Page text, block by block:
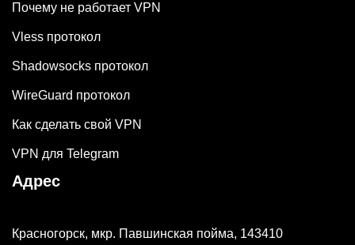
Почему не работает VPN
Vless протокол
Shadowsocks протокол
WireGuard протокол
Как сделать свой VPN
VPN для Telegram
Адрес
Красногорск, мкр. Павшинская пойма, 143410